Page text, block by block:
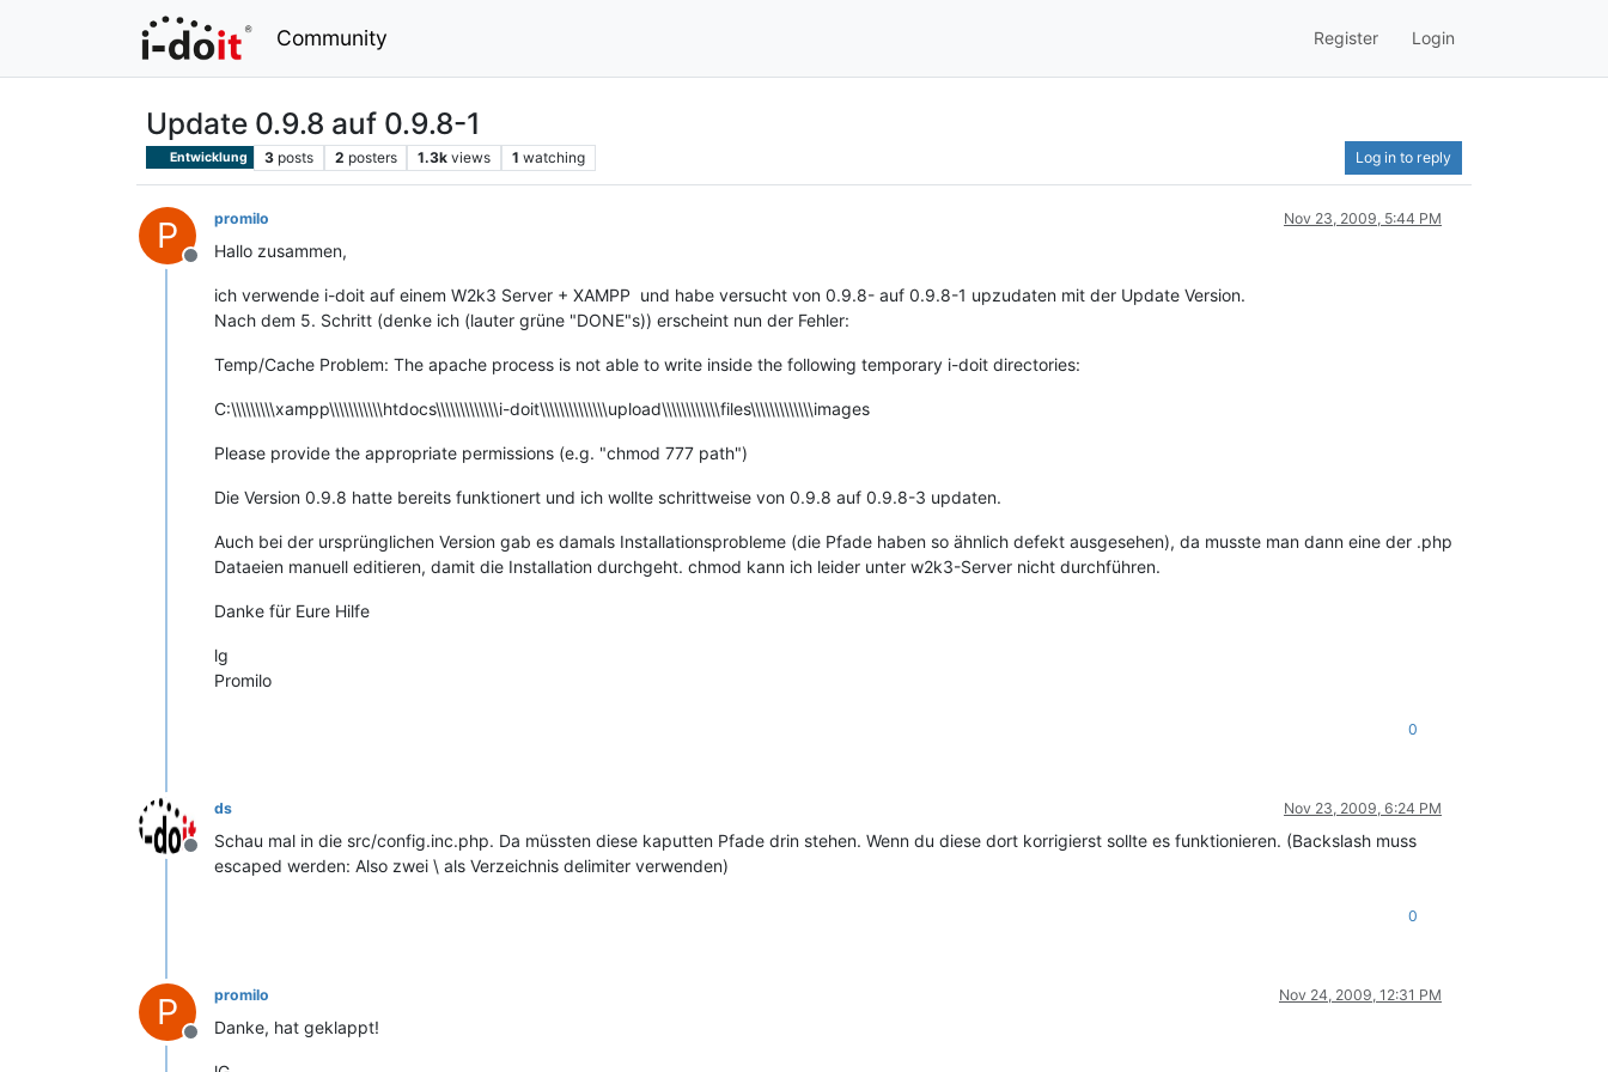
Community Register Login
Update 0.9.8 auf 0.9.8-1
Entwicklung 3 posts 2 posters 1.3k views 1 watching Log in to reply
P
Offline
promilo Nov 23, 2009, 5:44 PM
Hallo zusammen,
ich verwende i-doit auf einem W2k3 Server + XAMPP und habe versucht von 0.9.8- auf 0.9.8-1 upzudaten mit der Update Version.
Nach dem 5. Schritt (denke ich (lauter grüne "DONE"s)) erscheint nun der Fehler:
Temp/Cache Problem: The apache process is not able to write inside the following temporary i-doit directories:
C:\\\\\\\\\xampp\\\\\\\\\\\htdocs\\\\\\\\\\\\\i-doit\\\\\\\\\\\\\\upload\\\\\\\\\\\\files\\\\\\\\\\\\\images
Please provide the appropriate permissions (e.g. "chmod 777 path")
Die Version 0.9.8 hatte bereits funktionert und ich wollte schrittweise von 0.9.8 auf 0.9.8-3 updaten.
Auch bei der ursprünglichen Version gab es damals Installationsprobleme (die Pfade haben so ähnlich defekt ausgesehen), da musste man dann eine der .php
Dataeien manuell editieren, damit die Installation durchgeht. chmod kann ich leider unter w2k3-Server nicht durchführen.
Danke für Eure Hilfe
lg
Promilo
0
Offline
ds Nov 23, 2009, 6:24 PM
Schau mal in die src/config.inc.php. Da müssten diese kaputten Pfade drin stehen. Wenn du diese dort korrigierst sollte es funktionieren. (Backslash muss
escaped werden: Also zwei \ als Verzeichnis delimiter verwenden)
0
P
Offline
promilo Nov 24, 2009, 12:31 PM
Danke, hat geklappt!